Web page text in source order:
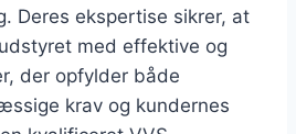
Deres ekspertise sikrer, at
med effektive og
der opfylder både
krav og kundernes